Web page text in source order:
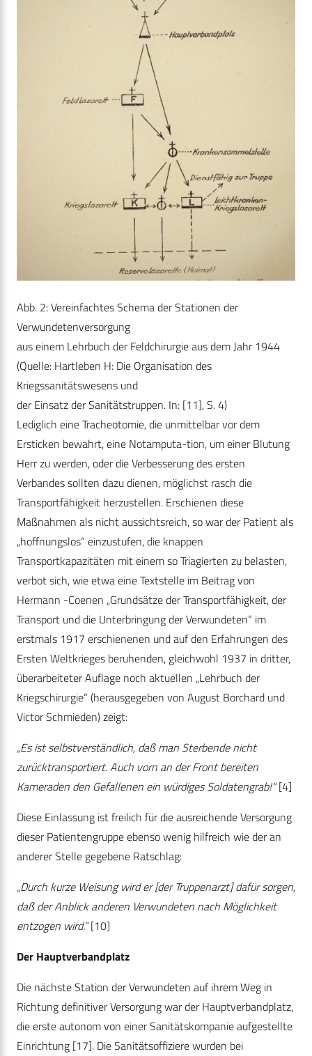
Abb. 2: Vereinfachtes Schema der Stationen der
Verwundetenversorgung
aus einem Lehrbuch der Feldchirurgie aus dem Jahr 1944
(Quelle: Hartleben H: Die Organisation des
Kriegssanitätswesens und
der Einsatz der Sanitätstruppen. In: [11], S. 4)
Lediglich eine Tracheotomie, die unmittelbar vor dem
Ersticken bewahrt, eine Notamputa-tion, um einer Blutung
Herr zu werden, oder die Verbesserung des ersten
Verbandes sollten dazu dienen, möglichst rasch die
Transportfähigkeit herzustellen. Erschienen diese
Maßnahmen als nicht aussichtsreich, so war der Patient als
„hoffnungslos“ einzustufen, die knappen
Transportkapazitäten mit einem so Triagierten zu belasten,
verbot sich, wie etwa eine Textstelle im Beitrag von
Hermann -Coenen „Grundsätze der Transportfähigkeit, der
Transport und die Unterbringung der Verwundeten“ im
erstmals 1917 erschienenen und auf den Erfahrungen des
Ersten Weltkrieges beruhenden, gleichwohl 1937 in dritter,
überarbeiteter Auflage noch aktuellen „Lehrbuch der
Kriegschirurgie“ (herausgegeben von August Borchard und
Victor Schmieden) zeigt:
„Es ist selbstverständlich, daß man Sterbende nicht
zurücktransportiert. Auch vorn an der Front bereiten
Kameraden den Gefallenen ein würdiges Soldatengrab!“[4]
Diese Einlassung ist freilich für die ausreichende Versorgung
dieser Patientengruppe ebenso wenig hilfreich wie der an
anderer Stelle gegebene Ratschlag:
„Durch kurze Weisung wird er [der Truppenarzt] dafür sorgen,
daß der Anblick anderen Verwundeten nach Möglichkeit
entzogen wird.“[10]
Der Hauptverbandplatz
Die nächste Station der Verwundeten auf ihrem Weg in
Richtung definitiver Versorgung war der Hauptverbandplatz,
die erste autonom von einer Sanitätskompanie aufgestellte
Einrichtung [17]. Die Sanitätsoffiziere wurden bei